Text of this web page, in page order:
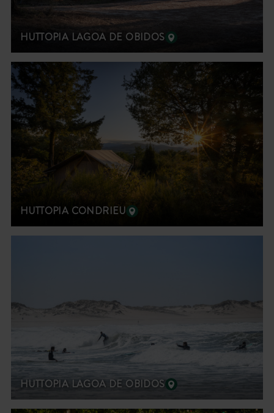
HUTTOPIA LAGOA DE OBIDOS
HUTTOPIA CONDRIEU
HUTTOPIA LAGOA DE OBIDOS